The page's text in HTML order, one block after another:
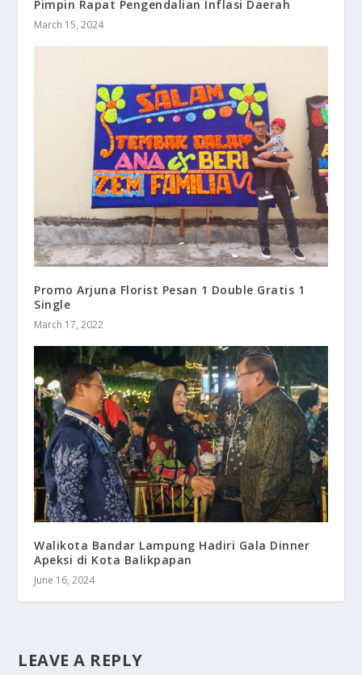
Pimpin Rapat Pengendalian Inflasi Daerah
March 15, 2024
Promo Arjuna Florist Pesan 1 Double Gratis 1
Single
March 17, 2022
Walikota Bandar Lampung Hadiri Gala Dinner
Apeksi di Kota Balikpapan
June 16, 2024
LEAVE A REPLY